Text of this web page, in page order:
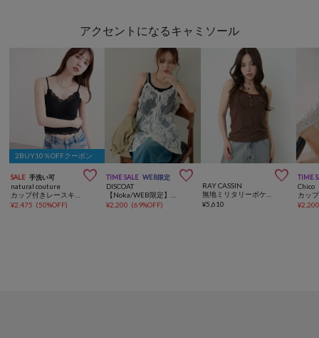
アクセントになるキャミソール
2BUY10％OFFクーポン
SALE 手洗い可 
natural couture
¥2,475 (50%OFF)
TIME SALE WEB限定 
DISCOAT
¥2,200 (69%OFF)

RAY CASSIN
¥5,610
TIME
Chico
¥